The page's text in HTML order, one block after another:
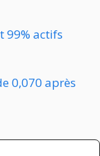
99% actifs
0,070 après